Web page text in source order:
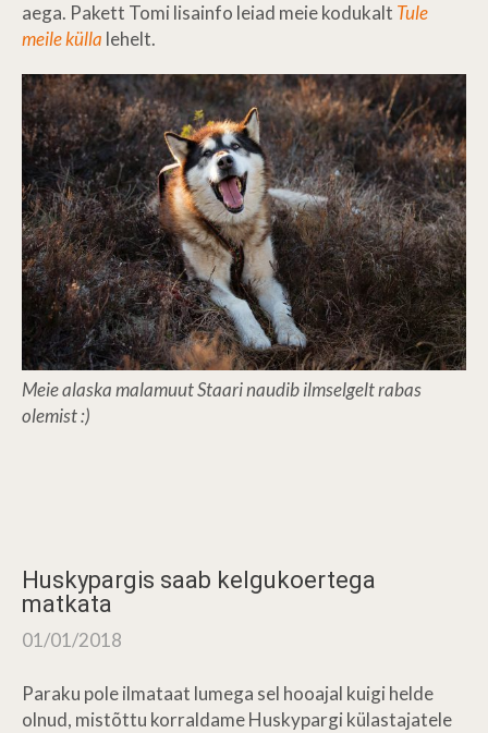
aega. Pakett Tomi lisainfo leiad meie kodukalt Tule
meile külla lehelt.
Meie alaska malamuut Staari naudib ilmselgelt rabas
olemist :)
Huskypargis saab kelgukoertega
matkata
01/01/2018
Paraku pole ilmataat lumega sel hooajal kuigi helde
olnud, mistõttu korraldame Huskypargi külastajatele